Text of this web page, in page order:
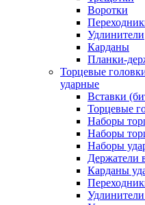
Воротки
Удлинители
Карданы
Планки-
Торцевые
ударные
Вставки
Торцевые
Наборы
Наборы
Наборы
Держатели
Карданы